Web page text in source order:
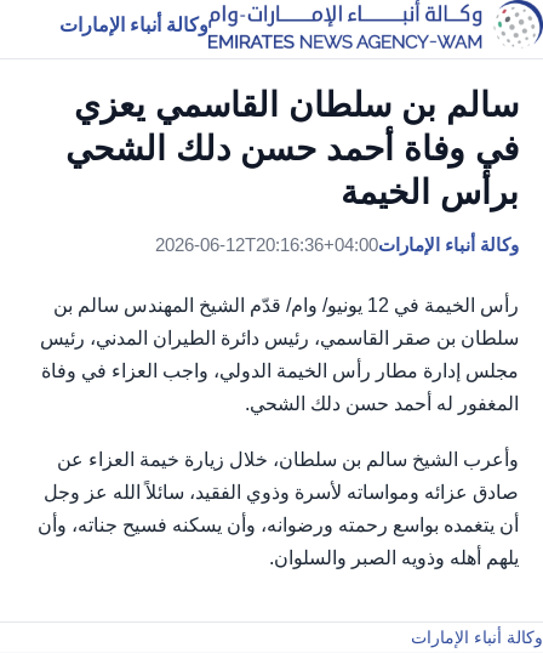
وكالة أنباء الإمارات
سالم بن سلطان القاسمي يعزي
في وفاة أحمد حسن دلك الشحي
برأس الخيمة
وكالة أنباء الإمارات2026-06-12T20:16:36+04:00
رأس الخيمة في 12 يونيو/ وام/ قدّم الشيخ المهندس سالم بن
سلطان بن صقر القاسمي، رئيس دائرة الطيران المدني، رئيس
مجلس إدارة مطار رأس الخيمة الدولي، واجب العزاء في وفاة
المغفور له أحمد حسن دلك الشحي.
وأعرب الشيخ سالم بن سلطان، خلال زيارة خيمة العزاء عن
صادق عزائه ومواساته لأسرة وذوي الفقيد، سائلاً الله عز وجل
أن يتغمده بواسع رحمته ورضوانه، وأن يسكنه فسيح جناته، وأن
يلهم أهله وذويه الصبر والسلوان.
وكالة أنباء الإمارات